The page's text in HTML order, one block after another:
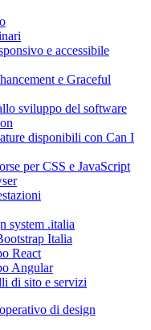
e accessibile
e Graceful
sviluppo del software
disponibili con Can I
per CSS e JavaScript
system .italia
Italia
React
Angular
di sito e servizi
di design